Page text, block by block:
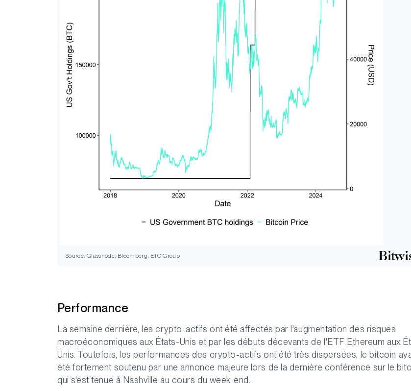
Source: Glassnode, Bloomberg, ETC Group
Performance
La semaine dernière, les crypto-actifs ont été affectés par l'augmentation des risques
macroéconomiques aux États-Unis et par les débuts décevants de l'ETF Ethereum aux
Unis. Toutefois, les performances des crypto-actifs ont été très dispersées, le bitcoin
été fortement soutenu par une annonce majeure lors de la dernière conférence sur le
qui s'est tenue à Nashville au cours du week-end.